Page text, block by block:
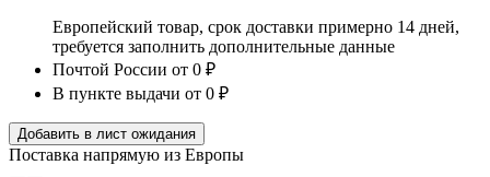
Европейский товар, срок доставки примерно 14 дней,
требуется заполнить дополнительные данные
Почтой России от 0 ₽
В пункте выдачи от 0 ₽
Добавить в лист ожидания
Поставка напрямую из Европы